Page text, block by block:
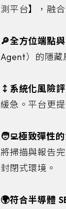
測平台】，融
🔎全方位端點
Agent）的隱藏
↕️系統化風險評
緩急。平台更
🧑‍💻極致彈性
將掃描與報告
封閉式環境。
🌍符合半導體